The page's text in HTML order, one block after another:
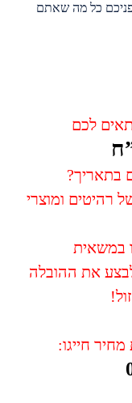
כל מה שאתם
לכם
בתאריך?
רהיטים ומוצרי
במשאית
לבצע את ההובלה
חייגו: